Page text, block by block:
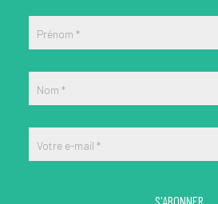
Prénom *
Nom *
Votre e-mail *